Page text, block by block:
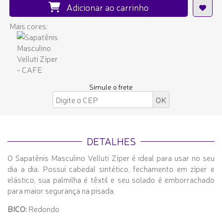
Adicionar ao carrinho
Mais cores:
Simule o frete
DETALHES
O Sapatênis Masculino Velluti Zíper é ideal para usar no seu
dia a dia. Possui cabedal sintético, fechamento em zíper e
elástico, sua palmilha é têxtil e seu solado é emborrachado
para maior segurança na pisada.
BICO: Redondo